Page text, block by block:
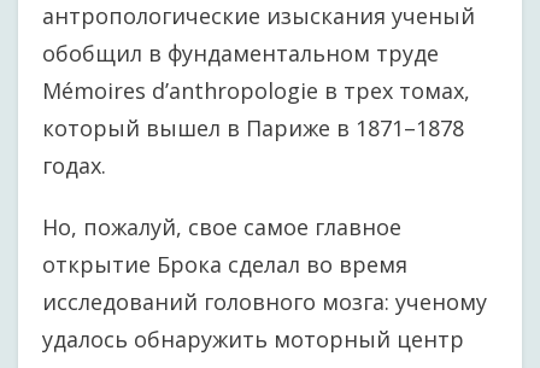
антропологические изыскания ученый
обобщил в фундаментальном труде
Mémoires d’anthropologie в трех томах,
который вышел в Париже в 1871–1878
годах.
Но, пожалуй, свое самое главное
открытие Брока сделал во время
исследований головного мозга: ученому
удалось обнаружить моторный центр